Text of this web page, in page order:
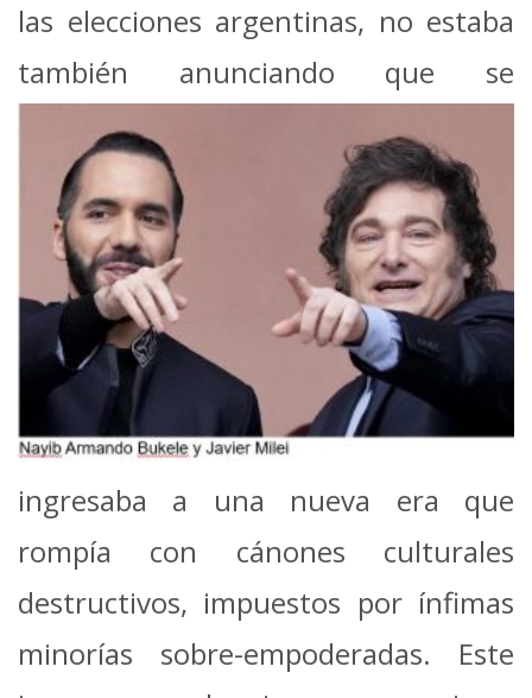
las elecciones argentinas, no estaba
también anunciando que se
ingresaba a una nueva era que
rompía con cánones culturales
destructivos, impuestos por ínfimas
minorías sobre-empoderadas. Este